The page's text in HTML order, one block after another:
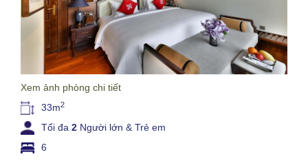
Xem ảnh phòng chi tiết
33m2
Tối đa 2 Người lớn & Trẻ em
6